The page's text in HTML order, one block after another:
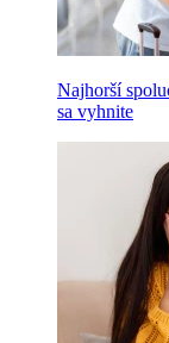
Najhorší
sa vyhnite